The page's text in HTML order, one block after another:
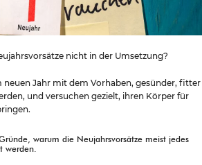
nicht in der Umsetzung?
neuen Jahr mit dem Vorhaben, gesünder, fitter
und versuchen gezielt, ihren Körper für
warum die Neujahrsvorsätze meist jedes
werden.